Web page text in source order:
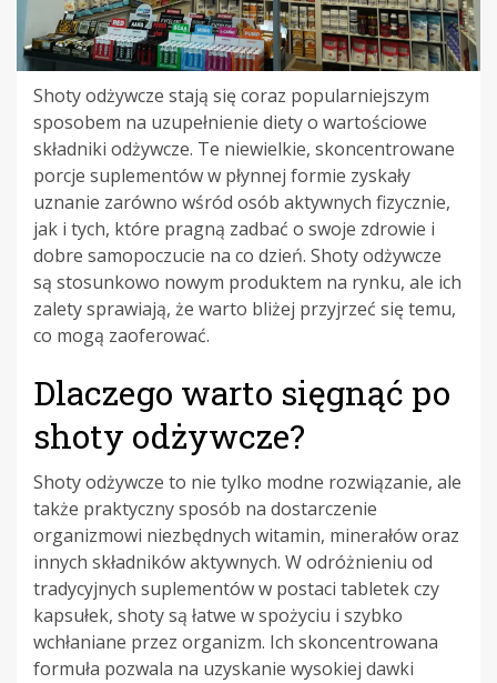
Shoty odżywcze stają się coraz popularniejszym
sposobem na uzupełnienie diety o wartościowe
składniki odżywcze. Te niewielkie, skoncentrowane
porcje suplementów w płynnej formie zyskały
uznanie zarówno wśród osób aktywnych fizycznie,
jak i tych, które pragną zadbać o swoje zdrowie i
dobre samopoczucie na co dzień. Shoty odżywcze
są stosunkowo nowym produktem na rynku, ale ich
zalety sprawiają, że warto bliżej przyjrzeć się temu,
co mogą zaoferować.
Dlaczego warto sięgnąć po
shoty odżywcze?
Shoty odżywcze to nie tylko modne rozwiązanie, ale
także praktyczny sposób na dostarczenie
organizmowi niezbędnych witamin, minerałów oraz
innych składników aktywnych. W odróżnieniu od
tradycyjnych suplementów w postaci tabletek czy
kapsułek, shoty są łatwe w spożyciu i szybko
wchłaniane przez organizm. Ich skoncentrowana
formuła pozwala na uzyskanie wysokiej dawki